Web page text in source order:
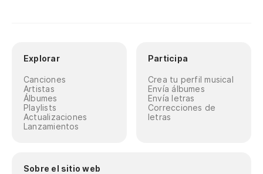
Explorar
Canciones
Artistas
Álbumes
Playlists
Actualizaciones
Lanzamientos
Participa
Crea tu perfil musical
Envía álbumes
Envía letras
Correcciones de
letras
Sobre el sitio web